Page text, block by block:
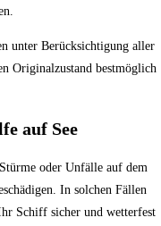
unter Berücksichtigung aller
Originalzustand bestmöglich
auf See
oder Unfälle auf dem
In solchen Fällen
Schiff sicher und wetterfest